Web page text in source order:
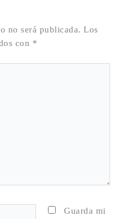
no será publicada. Los
con *
Guarda mi